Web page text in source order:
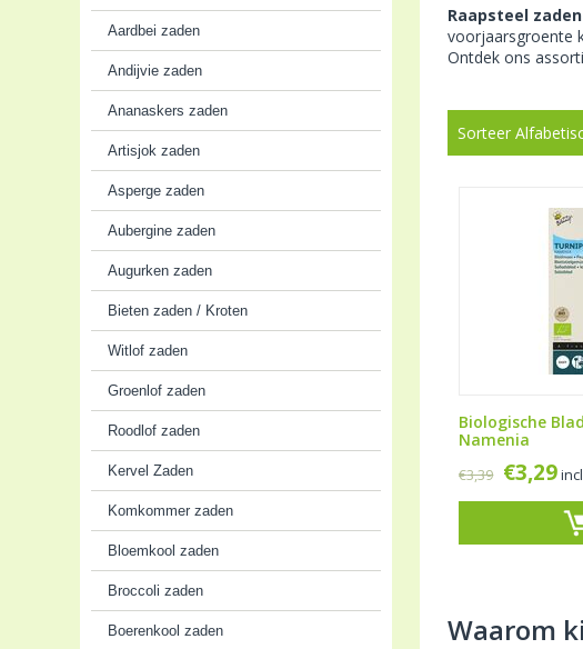
Aardbei zaden
Andijvie zaden
Ananaskers zaden
Artisjok zaden
Asperge zaden
Aubergine zaden
Augurken zaden
Bieten zaden / Kroten
Witlof zaden
Groenlof zaden
Roodlof zaden
Kervel Zaden
Komkommer zaden
Bloemkool zaden
Broccoli zaden
Boerenkool zaden
Raapsteel
voorjaarsgroente
Ontdek ons
Sorteer
Biologische
Namenia
€3,39 €3,29
Waarom